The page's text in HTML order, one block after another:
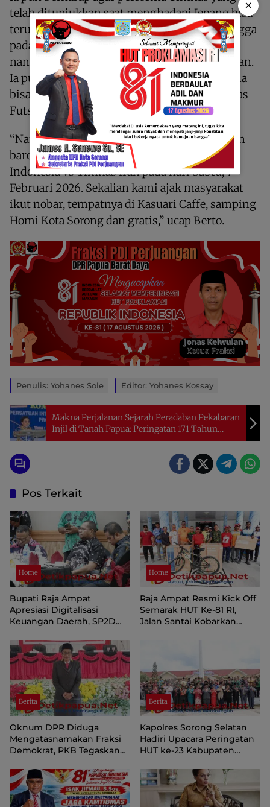
telah ditunjukkan saat menghadapi Jepang bisa
terus dipertahankan dan ditingkatkan sehingga
pada partai Final menghadapi Timnas Iran
nantinya, bisa memetik hasil yang memuaskan.
Ia pun berharap seluruh masyarakat Indonesia
bisa memberikan dukungan sehingga Timnas
Futsal Indonesia.
“Nanti kami akan menggelar kegiatan nonton
bareng lagi untuk partai final antara Timnas
Indonesia vs Timnas Iran pada hari Sabtu, 7
Februari 2026. Sekalian kami ajak masyarakat
ikut nobar, tempatnya di Kasuari Caffe, samping
Homi Kota Sorong dan gratis,” ucap Berto.
Penulis: Yohanes Sole Editor: Yohanes Kossay
Makna Perjalanan Sejarah Peradaban Pekabaran
Injil di Tanah Papua: Peringatan 171 Tahun
Masuknya Injil di Tanah Papua (5 Februari 1855
Pos Terkait
Home
Bupati Raja Ampat
Apresiasi Digitalisasi
Keuangan Daerah, SP2D
Perkuat Tata Kelola APBD
Home
Raja Ampat Resmi Kick Off
Semarak HUT Ke-81 RI,
Jalan Santai Kobarkan
Berita
Oknum DPR Diduga
Mengatasnamakan Fraksi
Demokrat, PKB Tegaskan
Papua Pegunungan
Berita
Kapolres Sorong Selatan
Hadiri Upacara Peringatan
HUT ke-23 Kabupaten
×